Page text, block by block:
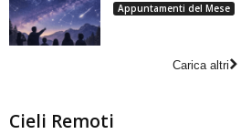
Appuntamenti del Mese
Carica altri
Cieli Remoti